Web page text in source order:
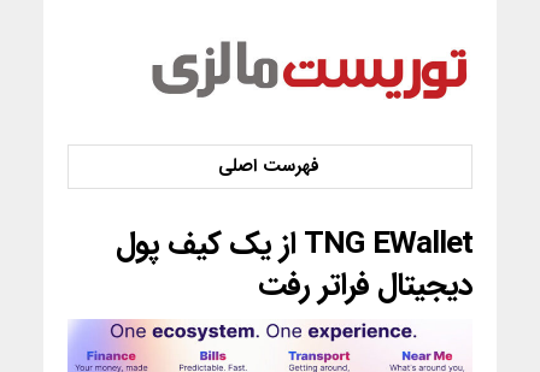
TNG EWallet از یک کیف پول
دیجیتال فراتر رفت